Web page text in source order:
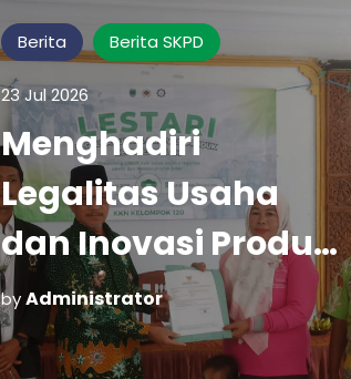
Berita Berita SKPD
23 Jul 2026
Menghadiri
Legalitas Usaha
dan Inovasi Produk
Desa di Desa
Rejosalam
by Administrator